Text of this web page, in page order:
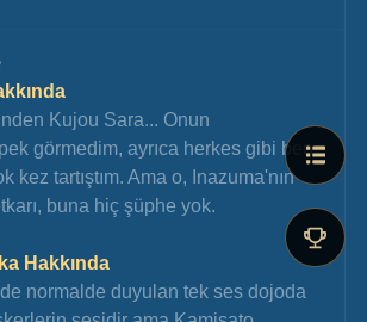
Kujou Sara... Onun
görmedim, ayrıca herkes gibi ben
kez tartıştım. Ama o, Inazuma'nın
buna hiç şüphe yok.
Hakkında
normalde duyulan tek ses dojoda